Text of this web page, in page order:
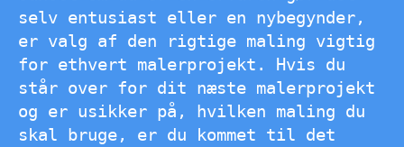
selv entusiast eller en nybegynder,
er valg af den rigtige maling vigtig
for ethvert malerprojekt. Hvis du
står over for dit næste malerprojekt
og er usikker på, hvilken maling du
skal bruge, er du kommet til det